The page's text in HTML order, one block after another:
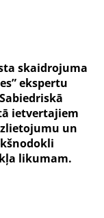
skaidrojuma
ekspertu
ietvertajiem
un
likumam.